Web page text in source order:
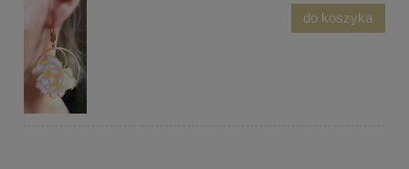
do koszyka